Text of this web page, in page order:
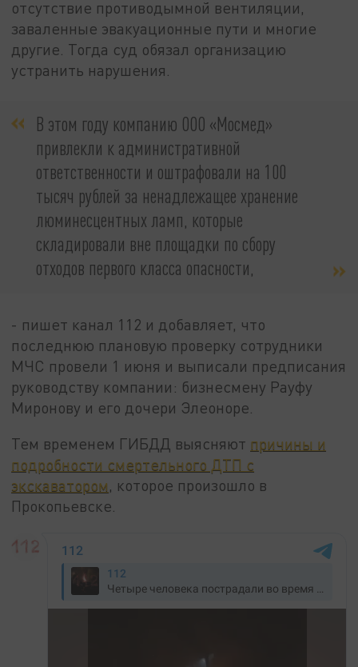
отсутствие противодымной вентиляции,
заваленные эвакуационные пути и многие
другие. Тогда суд обязал организацию
устранить нарушения.
В этом году компанию ООО «Мосмед»
привлекли к административной
ответственности и оштрафовали на 100
тысяч рублей за ненадлежащее хранение
люминесцентных ламп, которые
складировали вне площадки по сбору
отходов первого класса опасности,
- пишет канал 112 и добавляет, что
последнюю плановую проверку сотрудники
МЧС провели 1 июня и выписали предписания
руководству компании: бизнесмену Рауфу
Миронову и его дочери Элеоноре.
Тем временем ГИБДД выясняют причины и
подробности смертельного ДТП с
экскаватором, которое произошло в
Прокопьевске.